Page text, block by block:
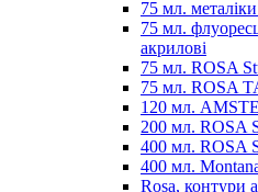
75 мл.
75 мл.
акрилові
75 мл. ROSA
75 мл. ROSA
120 мл.
200 мл. ROSA
400 мл. ROSA
400 мл.
Rosa, контури